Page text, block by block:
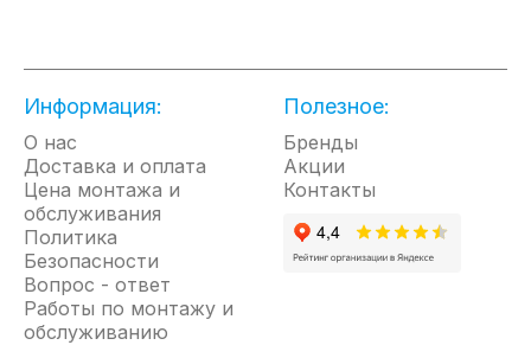
усовершенствован и обладает улучшенной
шума.
Покрытие теплообменника внешнего блока Black
Fin. Технология Black Fin обеспечивает двухслойное
двустороннее покрытие и гарантирует
непревзойденную коррозионную стойкость даже
при самых сложных условиях эксплуатации, а
гидрофильная пленка на поверхности покрытия
сокращает образование конденсата и повышает
Информация:
О нас
Доставка и оплата
Цена монтажа и
обслуживания
Политика
Безопасности
Вопрос - ответ
Работы по монтажу и
обслуживанию
Полезное:
Бренды
Акции
Контакты